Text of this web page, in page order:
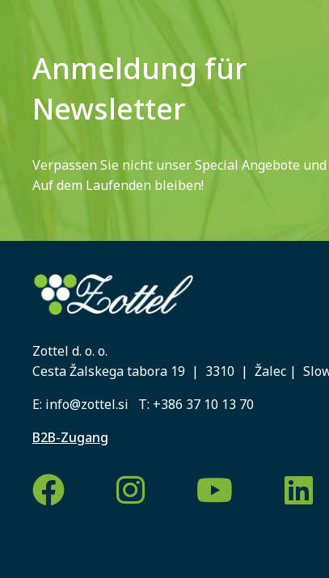
Anmeldung für
Newsletter
Verpassen Sie nicht unser Special Angebote
Auf dem Laufenden bleiben!
Zottel d. o. o.
Cesta Žalskega tabora 19 | 3310 | Žalec |
E: info@zottel.si T: +386 37 10 13 70
B2B-Zugang